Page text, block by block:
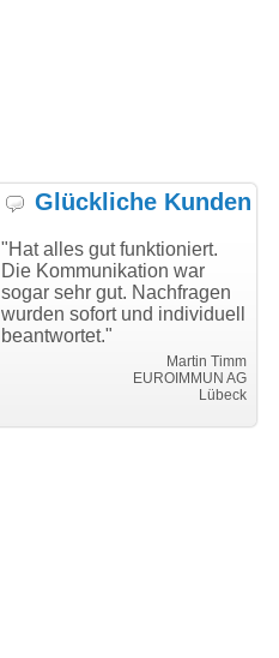
Glückliche Kunden
"Hat alles gut funktioniert.
Die Kommunikation war
sogar sehr gut. Nachfragen
wurden sofort und individuell
beantwortet."
Martin Timm
EUROIMMUN AG
Lübeck